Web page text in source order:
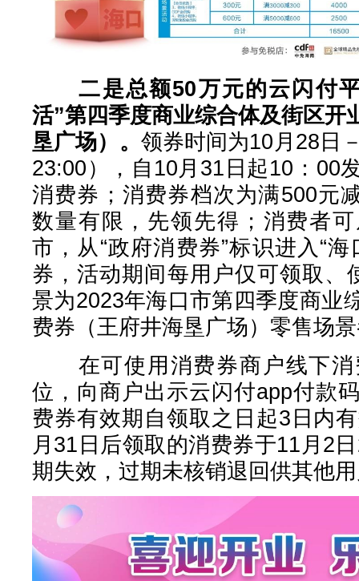
二是总额50万元的云闪付
活”第四季度商业综合体及街区开
垦广场）。 领券时间为10月28日
23:00），自10月31日起10：00
消费券；消费券档次为满500元
数量有限，先领先得；消费者
市，从“政府消费券”标识进入“
券，活动期间每用户仅可领取、
景为2023年海口市第四季度商业
费券（王府井海垦广场）零售场
在可使用消费券商户线下消
位，向商户出示云闪付app付款
费券有效期自领取之日起3日内
月31日后领取的消费券于11月2
期失效，过期未核销退回供其他